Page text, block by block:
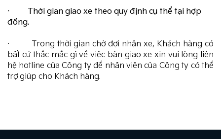
· Thời gian giao xe theo quy định cụ thể tại hợp
đồng.
· Trong thời gian chờ đợi nhận xe, Khách hàng có
bất cứ thắc mắc gì về việc bàn giao xe xin vui lòng liên
hệ hotline của Công ty để nhân viên của Công ty có thể
trợ giúp cho Khách hàng.